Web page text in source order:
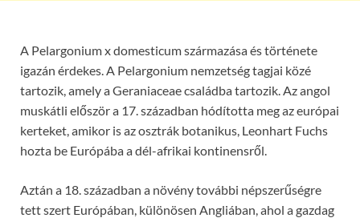
A Pelargonium x domesticum származása és története
igazán érdekes. A Pelargonium nemzetség tagjai közé
tartozik, amely a Geraniaceae családba tartozik. Az angol
muskátli először a 17. században hódította meg az európai
kerteket, amikor is az osztrák botanikus, Leonhart Fuchs
hozta be Európába a dél-afrikai kontinensről.
Aztán a 18. században a növény további népszerűségre
tett szert Európában, különösen Angliában, ahol a gazdag